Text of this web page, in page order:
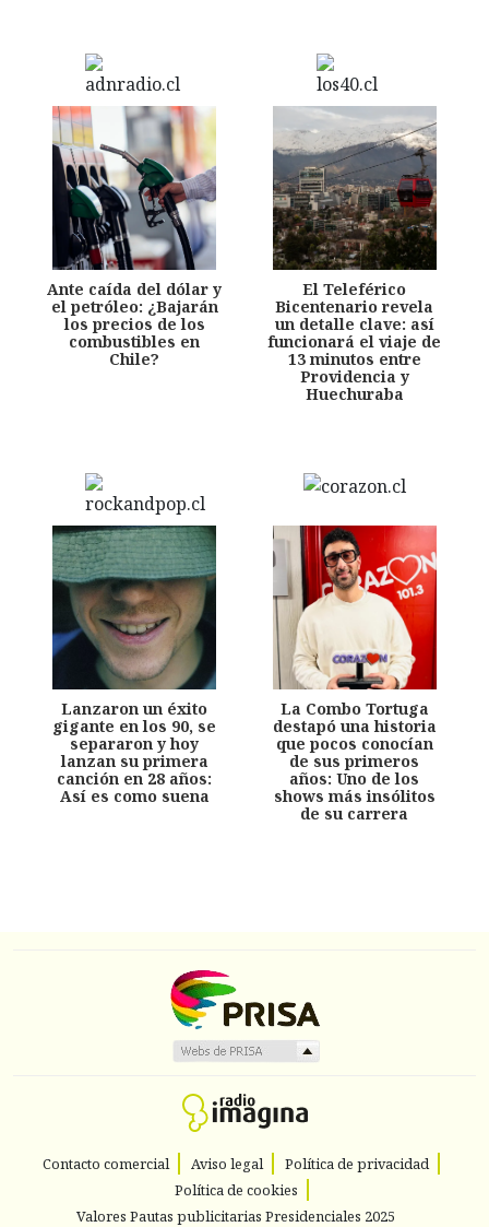
Ante caída del dólar y
el petróleo: ¿Bajarán
los precios de los
combustibles en
Chile?
El Teleférico
Bicentenario revela
un detalle clave: así
funcionará el viaje de
13 minutos entre
Providencia y
Huechuraba
Lanzaron un éxito
gigante en los 90, se
separaron y hoy
lanzan su primera
canción en 28 años:
Así es como suena
La Combo Tortuga
destapó una historia
que pocos conocían
de sus primeros
años: Uno de los
shows más insólitos
de su carrera
Contacto comercial Aviso legal
Política de privacidad
Política de cookies
Valores Pautas publicitarias Presidenciales 2025